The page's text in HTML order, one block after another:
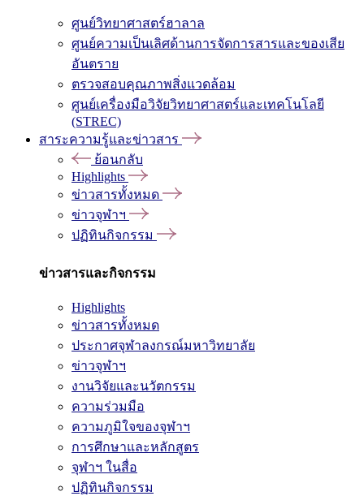
ศูนย์วิทยาศาสตร์ฮาลาล
ศูนย์ความเป็นเลิศด้านการจัดการสารและของเสีย
อันตราย
ตรวจสอบคุณภาพสิ่งแวดล้อม
ศูนย์เครื่องมือวิจัยวิทยาศาสตร์และเทคโนโลยี
(STREC)
สาระความรู้และข่าวสาร
ย้อนกลับ
Highlights
ข่าวสารทั้งหมด
ข่าวจุฬาฯ
ปฏิทินกิจกรรม
ข่าวสารและกิจกรรม
Highlights
ข่าวสารทั้งหมด
ประกาศจุฬาลงกรณ์มหาวิทยาลัย
ข่าวจุฬาฯ
งานวิจัยและนวัตกรรม
ความร่วมมือ
ความภูมิใจของจุฬาฯ
การศึกษาและหลักสูตร
จุฬาฯ ในสื่อ
ปฏิทินกิจกรรม